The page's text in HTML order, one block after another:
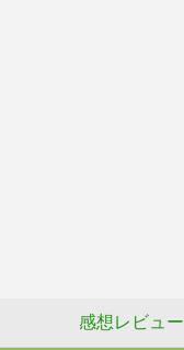
感想レビュー